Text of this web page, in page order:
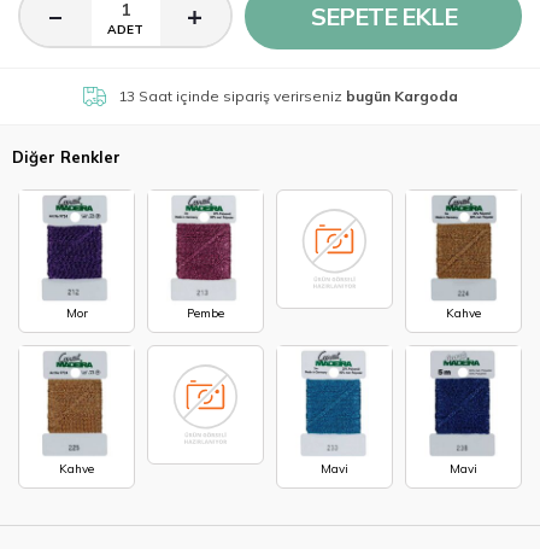
ADET SEPETE EKLE
13 Saatiçinde sipariş verirseniz bugün Kargoda
Diğer Renkler
Mor Pembe Kahve
Kahve Mavi Mavi